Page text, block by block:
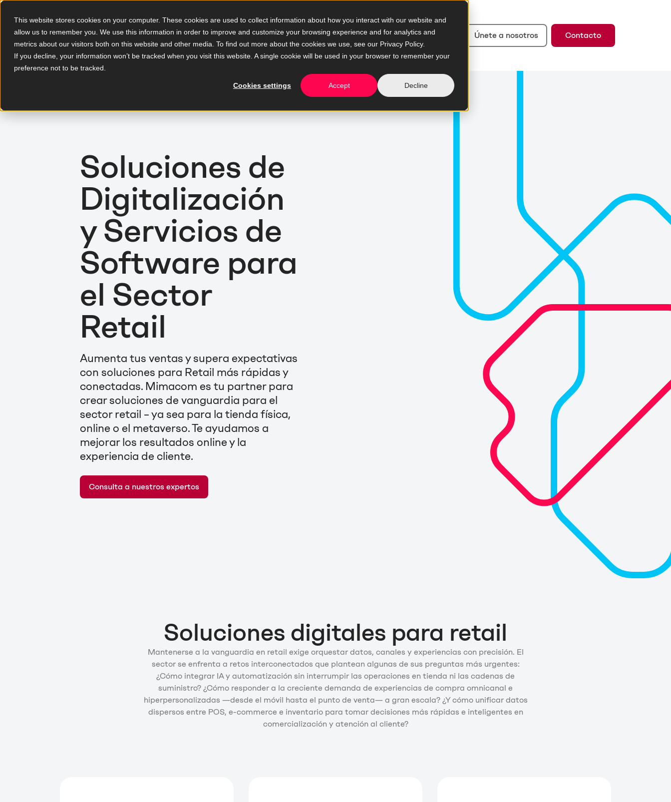
This website stores cookies on your computer. These cookies are used to collect information about how you interact with our website and
allow us to remember you. We use this information in order to improve and customize your browsing experience and for analytics and
metrics about our visitors both on this website and other media. To find out more about the cookies we use, see our Privacy Policy.
If you decline, your information won’t be tracked when you visit this website. A single cookie will be used in your browser to remember your
preference not to be tracked.
Cookies settings Accept Decline
ES Únete a nosotros Contacto
Soluciones de
Digitalización
y Servicios de
Software para
el Sector
Retail
Aumenta tus ventas y supera expectativas
con soluciones para Retail más rápidas y
conectadas. Mimacom es tu partner para
crear soluciones de vanguardia para el
sector retail – ya sea para la tienda física,
online o el metaverso. Te ayudamos a
mejorar los resultados online y la
experiencia de cliente.
Consulta a nuestros expertos
Soluciones digitales para retail
Mantenerse a la vanguardia en retail exige orquestar datos, canales y experiencias con precisión. El
sector se enfrenta a retos interconectados que plantean algunas de sus preguntas más urgentes:
¿Cómo integrar IA y automatización sin interrumpir las operaciones en tienda ni las cadenas de
suministro? ¿Cómo responder a la creciente demanda de experiencias de compra omnicanal e
hiperpersonalizadas —desde el móvil hasta el punto de venta— a gran escala? ¿Y cómo unificar datos
dispersos entre POS, e-commerce e inventario para tomar decisiones más rápidas e inteligentes en
comercialización y atención al cliente?